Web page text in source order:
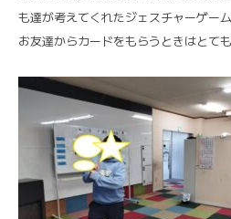
も達が考えてくれたジェスチャーゲー
お友達からカードをもらうときはとて